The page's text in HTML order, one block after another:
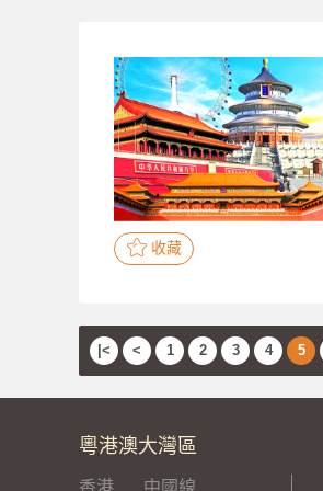
收藏
|< < 1 2 3 4 5
粵港澳大灣區
香港